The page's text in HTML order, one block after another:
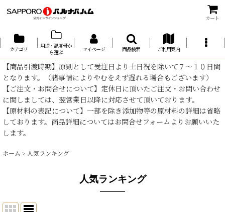
カート
カテゴリ
用途・温度帯か
ら選ぶ
マイページ 商品検索 ご利用案内
【商品引渡時期】原則として受注日より土日祝を除いて７～１０日間
となります。（諸事情によりやむをえず遅れる場合もございます）
【ご注文・お問合せについて】定休日に頂いたご注文・お問い合わせ
に関しましては、翌営業日以降に対応させて頂いております。
【原材料の表記について】一部を除き添加物等の原材料の詳細は省略
しております。商品詳細についてはお問合せフォームよりお願いいた
します。
ホーム > 人気ランキング
人気ランキング